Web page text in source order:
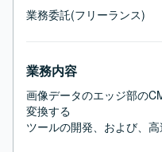
業務委託(フリーランス)
業務内容
画像データのエッジ部の
変換する
ツールの開発、および、高